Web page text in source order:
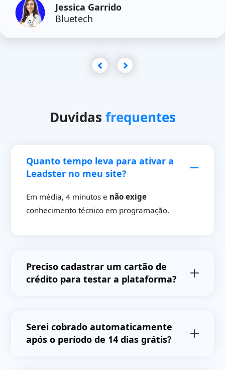
Jessica Garrido
Bluetech
Duvidas frequentes
Quanto tempo leva para ativar a
Leadster no meu site?
Em média, 4 minutos e não exige
conhecimento técnico em programação.
Preciso cadastrar um cartão de
crédito para testar a plataforma?
cobranças automáticas após o final do período
de testes.
Serei cobrado automaticamente
após o período de 14 dias grátis?